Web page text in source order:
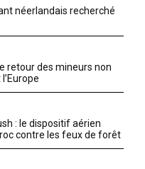
de
néerlandais recherché
retour des mineurs non
: le dispositif aérien
contre les feux de forêt